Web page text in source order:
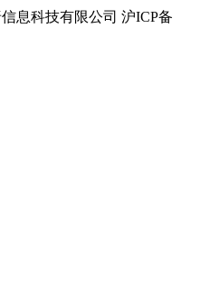
息科技有限公司 沪ICP备